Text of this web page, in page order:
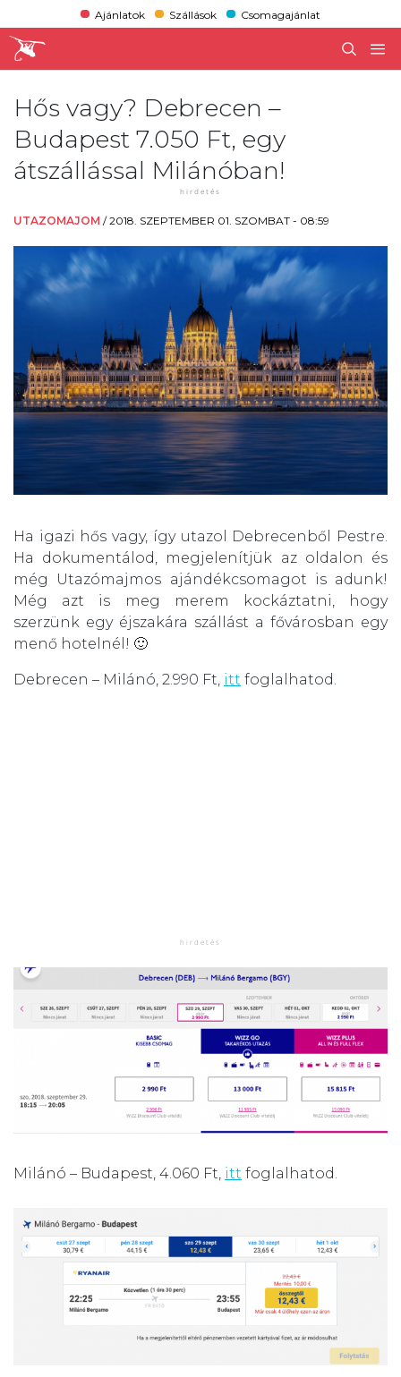
Ajánlatok Szállások Csomagajánlat
Hős vagy? Debrecen –
Budapest 7.050 Ft, egy
átszállással Milánóban!
UTAZOMAJOM /2018. SZEPTEMBER 01. SZOMBAT - 08:59
Ha igazi hős vagy, így utazol Debrecenből Pestre.
Ha dokumentálod, megjelenítjük az oldalon és
még Utazómajmos ajándékcsomagot is adunk!
Még azt is meg merem kockáztatni, hogy
szerzünk egy éjszakára szállást a fővárosban egy
menő hotelnél! 🙂
Debrecen – Milánó, 2.990 Ft, itt foglalhatod.
Milánó – Budapest, 4.060 Ft, itt foglalhatod.